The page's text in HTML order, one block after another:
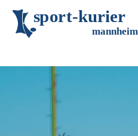
sport-kurier
mannheim